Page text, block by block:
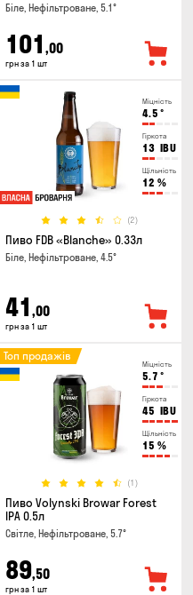
Біле, Нефільтроване, 5.1°
101 ,00
грн за 1 шт
Міцність
4.5 °
Гіркота
13 IBU
Щільність
12 %
(2)
Пиво FDB «Blanche» 0.33л
Біле, Нефільтроване, 4.5°
41 ,00
грн за 1 шт
Міцність
5.7 °
Гіркота
45 IBU
Щільність
15 %
(1)
Топ продажів
Пиво Volynski Browar Forest
IPA 0.5л
Світле, Нефільтроване, 5.7°
89,50
грн за 1 шт